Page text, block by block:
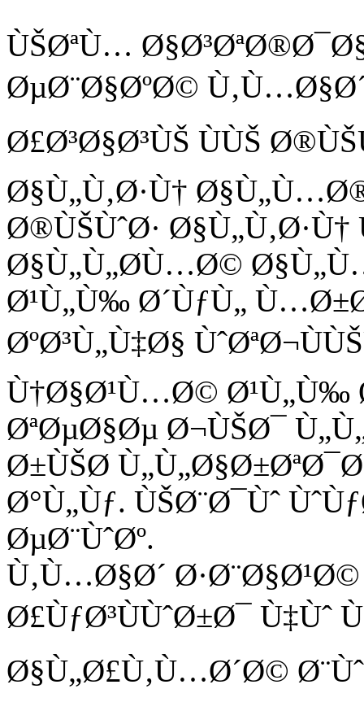
ÙŠØªÙ…
ØµØ¨Ø§ØºØ© Ù‚Ù…Ø§Ø´
Ø£Ø³Ø§Ø³ÙŠ ÙÙŠ
Ø§Ù„Ù‚Ø·Ù†
Ø®ÙŠÙˆØ·
Ø§Ù„Ù„Ø­Ù…Ø©
Ø¹Ù„Ù‰ Ø´ÙƒÙ„
ØºØ³Ù„Ù‡Ø§
Ù†Ø§Ø¹Ù…Ø© Ø¹Ù„Ù‰
ØªØµØ§Øµ Ø¬ÙŠØ¯
Ø±ÙŠØ­
Ø°Ù„Ùƒ. ÙŠØ¨Ø¯Ùˆ
ØµØ¨ÙˆØº.
Ù‚Ù…Ø§Ø´
Ø£ÙƒØ³ÙÙˆØ±Ø¯
Ø§Ù„Ø£Ù‚Ù…Ø´Ø©